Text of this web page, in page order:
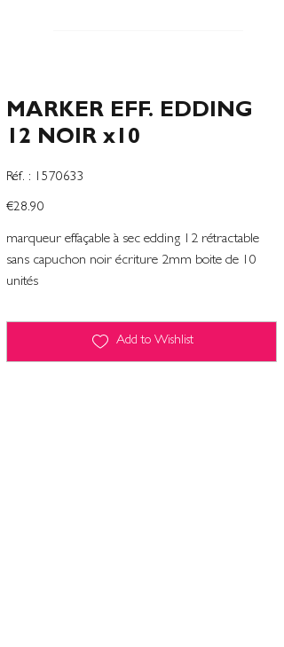
MARKER EFF. EDDING
12 NOIR x10
Réf. :
SKU
1570633
1570633
Price
€28.90
marqueur effaçable à sec edding 12 rétractable
sans capuchon noir écriture 2mm boite de 10
unités
Add to Wishlist